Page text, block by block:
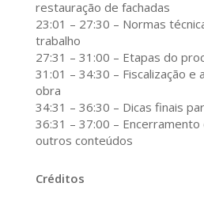
restauração de fachadas
23:01 – 27:30 – Normas
trabalho
27:31 – 31:00 – Etapas do
31:01 – 34:30 – Fiscalização e
obra
34:31 – 36:30 – Dicas finais
36:31 – 37:00 –
outros conteúdos
Créditos